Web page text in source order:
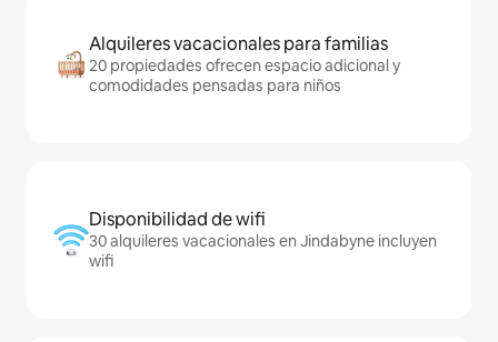
Alquileres vacacionales para familias
20 propiedades ofrecen espacio adicional y
comodidades pensadas para niños
Disponibilidad de wifi
30 alquileres vacacionales en Jindabyne incluyen
wifi